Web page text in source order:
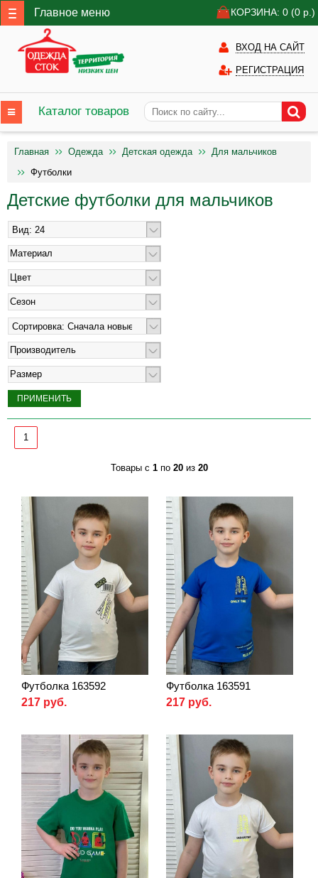
Главное меню КОРЗИНА: 0 (0 р.)
ВХОД НА САЙТ
РЕГИСТРАЦИЯ
Каталог товаров
Главная Одежда Детская одежда
Для мальчиков
Футболки
Детские футболки для мальчиков
Материал
Цвет
Сезон
Производитель
Размер
1
Товары с 1по 20из 20
Футболка 163592
217 руб.
Футболка 163591
217 руб.